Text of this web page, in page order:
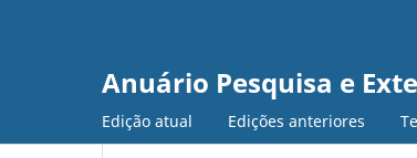
Anuário Pesquisa e
Edição atual Edições anteriores